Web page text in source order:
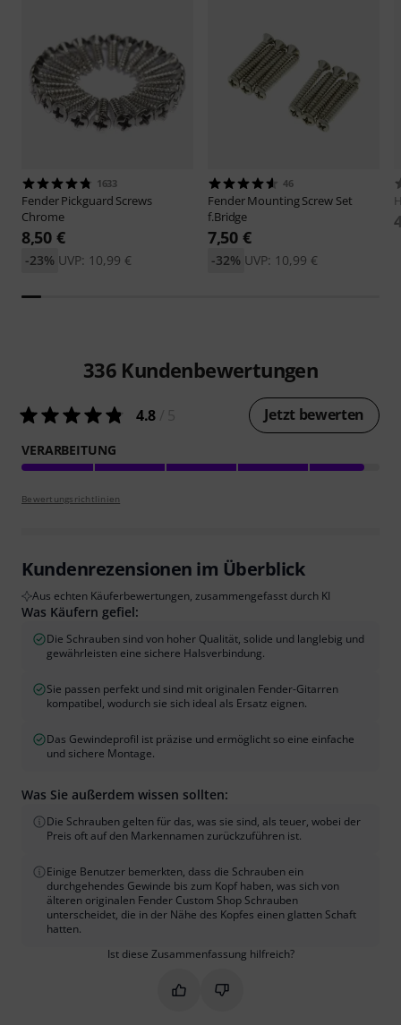
1633
FenderPickguard Screws
Chrome
8,50 €
UVP: 10,99 €
-23%
46
FenderMounting Screw Set
f.Bridge
7,50 €
UVP: 10,99 €
-32%
336 Kundenbewertungen
4.8 Jetzt bewerten
VERARBEITUNG
Bewertungsrichtlinien
Kundenrezensionen im Überblick
Aus echten Käuferbewertungen, zusammengefasst durch KI
Was Käufern gefiel:
Die Schrauben sind von hoher Qualität, solide und langlebig und
gewährleisten eine sichere Halsverbindung.
Sie passen perfekt und sind mit originalen Fender-Gitarren
kompatibel, wodurch sie sich ideal als Ersatz eignen.
Das Gewindeprofil ist präzise und ermöglicht so eine einfache
und sichere Montage.
Was Sie außerdem wissen sollten:
Die Schrauben gelten für das, was sie sind, als teuer, wobei der
Preis oft auf den Markennamen zurückzuführen ist.
Einige Benutzer bemerkten, dass die Schrauben ein
durchgehendes Gewinde bis zum Kopf haben, was sich von
älteren originalen Fender Custom Shop Schrauben
unterscheidet, die in der Nähe des Kopfes einen glatten Schaft
hatten.
Ist diese Zusammenfassung hilfreich?
Markieren Sie diese
Markieren Sie diese